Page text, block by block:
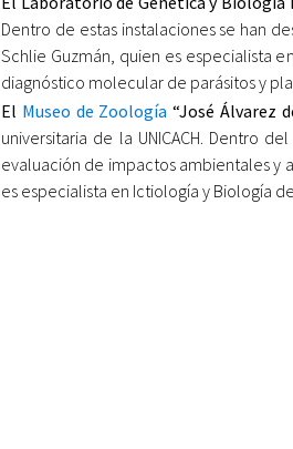
Dentro de estas instalaciones se han
Schlie Guzmán, quien es especialista
diagnóstico molecular de parásitos y
El Museo de Zoología “José Álvarez
universitaria de la UNICACH. Dentro
evaluación de impactos ambientales y
es especialista en Ictiología y Biología